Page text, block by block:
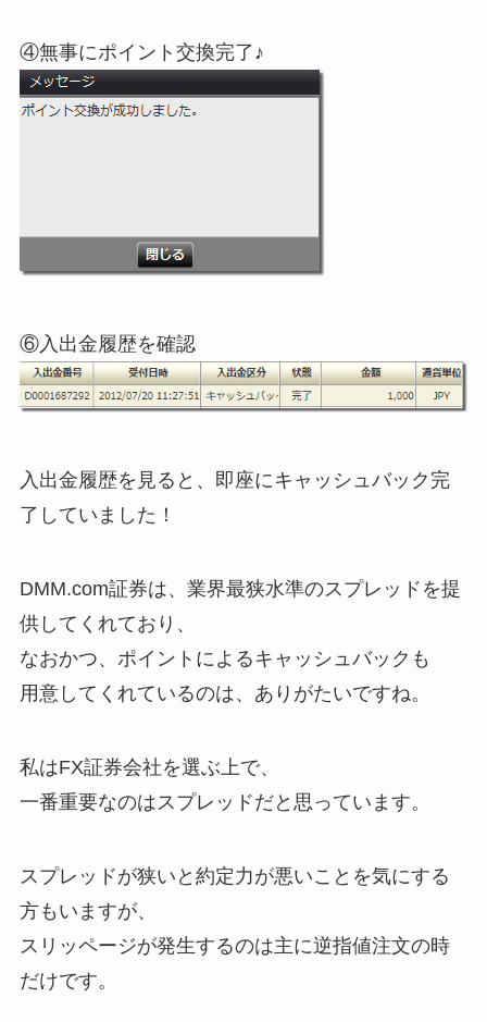
④無事にポイント交換完了♪
⑥入出金履歴を確認
入出金履歴を見ると、即座にキャッシュバック完
了していました！
DMM.com証券は、業界最狭水準のスプレッドを提
供してくれており、
なおかつ、ポイントによるキャッシュバックも
用意してくれているのは、ありがたいですね。
私はFX証券会社を選ぶ上で、
一番重要なのはスプレッドだと思っています。
スプレッドが狭いと約定力が悪いことを気にする
方もいますが、
スリッページが発生するのは主に逆指値注文の時
だけです。